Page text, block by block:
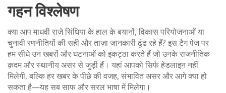
क
र
गहन विश्लेषण
क्या आप माधवी राजे सिंधिया के हाल के बयानों, विकास परियोजनाओं या
चुनावी रणनीतियों की सही और ताज़ा जानकारी ढूंढ रहे हैं? इस टैग पेज पर
हम सीधे उन खबरों और घटनाओं को इकट्ठा करते हैं जो उनके राजनीतिक
क़दम और स्थानीय असर से जुड़ी हैं। यहां आपको सिर्फ हेडलाइन नहीं
मिलेगी, बल्कि हर खबर के पीछे की वजह, संभावित असर और आगे क्या हो
सकता है—यह सब साफ और सरल भाषा में मिलेगा।